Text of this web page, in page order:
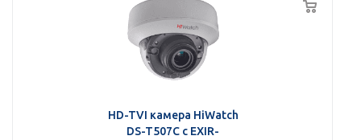
HD-TVI камера HiWatch
DS-T507С с EXIR-